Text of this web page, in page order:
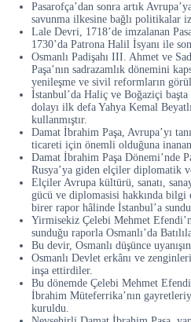
Pasarofça’dan sonra artık
savunma ilkesine bağlı politikalar
Lale Devri, 1718’de imzalanan
1730’da Patrona Halil İsyanı ile
Osmanlı Padişahı III. Ahmet ve
Paşa’nın sadrazamlık dönemini
yenileşme ve sivil reformların
İstanbul’da Haliç ve Boğaziçi
dolayı ilk defa Yahya Kemal
kullanmıştır.
Damat İbrahim Paşa, Avrupa’yı
ticareti için önemli olduğuna
Damat İbrahim Paşa Dönemi’nde
Rusya’ya giden elçiler diplomatik
Elçiler Avrupa kültürü, sanatı,
gücü ve diplomasisi hakkında
birer rapor hâlinde İstanbul’a
Yirmisekiz Çelebi Mehmet
sunduğu raporla Osmanlı’da
Bu devir, Osmanlı düşünce
Osmanlı Devlet erkânı ve
inşa ettirdiler.
Bu dönemde Çelebi Mehmet
İbrahim Müteferrika’nın
kuruldu.